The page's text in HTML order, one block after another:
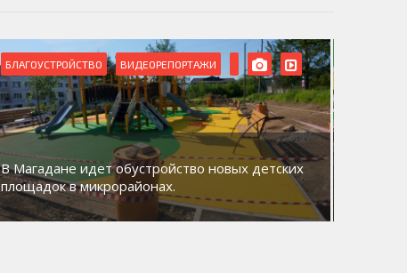
БЛАГОУСТРОЙСТВО ВИДЕОРЕПОРТАЖИ
В Магадане идет обустройство новых детских
площадок в микрорайонах.